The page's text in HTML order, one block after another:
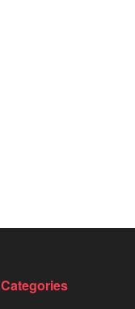
Categories